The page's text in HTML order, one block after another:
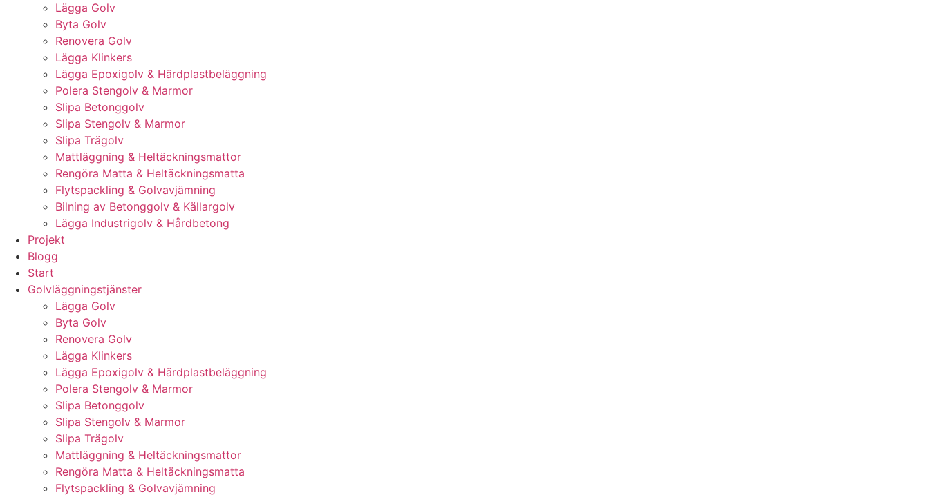
Lägga Golv
Byta Golv
Renovera Golv
Lägga Klinkers
Lägga Epoxigolv & Härdplastbeläggning
Polera Stengolv & Marmor
Slipa Betonggolv
Slipa Stengolv & Marmor
Slipa Trägolv
Mattläggning & Heltäckningsmattor
Rengöra Matta & Heltäckningsmatta
Flytspackling & Golvavjämning
Bilning av Betonggolv & Källargolv
Lägga Industrigolv & Hårdbetong
Projekt
Blogg
Start
Golvläggningstjänster
Lägga Golv
Byta Golv
Renovera Golv
Lägga Klinkers
Lägga Epoxigolv & Härdplastbeläggning
Polera Stengolv & Marmor
Slipa Betonggolv
Slipa Stengolv & Marmor
Slipa Trägolv
Mattläggning & Heltäckningsmattor
Rengöra Matta & Heltäckningsmatta
Flytspackling & Golvavjämning